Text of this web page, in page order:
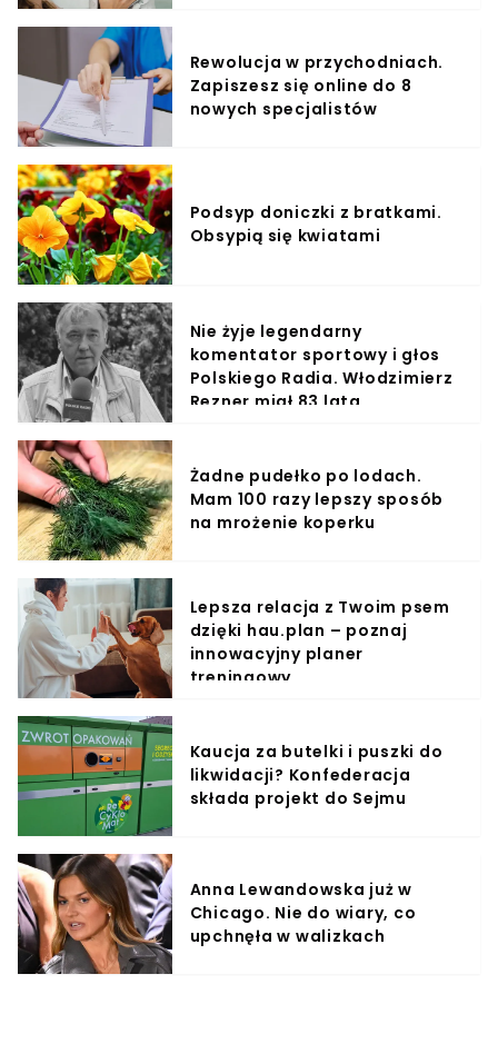
Rewolucja w przychodniach.
Zapiszesz się online do 8
nowych specjalistów
Podsyp doniczki z bratkami.
Obsypią się kwiatami
Nie żyje legendarny
komentator sportowy i głos
Polskiego Radia. Włodzimierz
Rezner miał 83 lata
Żadne pudełko po lodach.
Mam 100 razy lepszy sposób
na mrożenie koperku
Lepsza relacja z Twoim psem
dzięki hau.plan – poznaj
innowacyjny planer
treningowy
Kaucja za butelki i puszki do
likwidacji? Konfederacja
składa projekt do Sejmu
Anna Lewandowska już w
Chicago. Nie do wiary, co
upchnęła w walizkach